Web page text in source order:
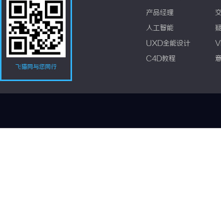
飞猫网与您同行
产品经理
人工智能
UXD全能设计
C4D教程